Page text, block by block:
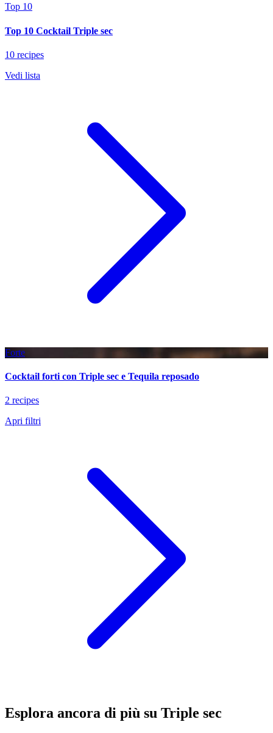
Top 10
Top 10 Cocktail Triple sec
10 recipes
Vedi lista
Forte
Cocktail forti con Triple sec e Tequila reposado
2 recipes
Apri filtri
Esplora ancora di più su Triple sec